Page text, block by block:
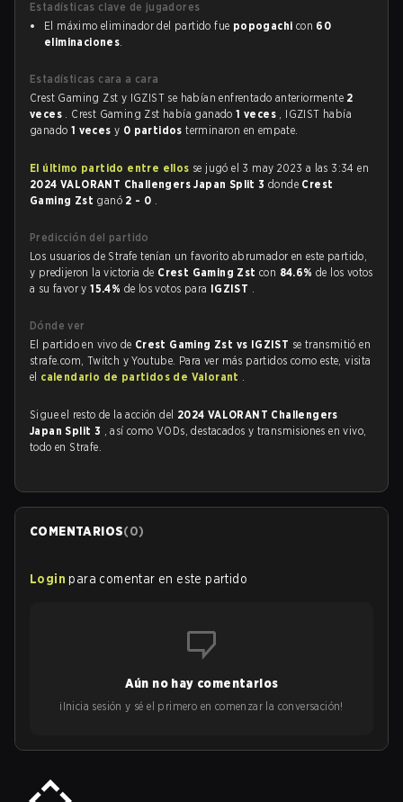
Estadísticas clave de jugadores
El máximo eliminador del partido fue popogachi con 60
eliminaciones.
Estadísticas cara a cara
Crest Gaming Zst y IGZIST se habían enfrentado anteriormente 2
veces . Crest Gaming Zst había ganado1 veces , IGZIST había
ganado 1 vecesy 0 partidosterminaron en empate.
El último partido entre ellos se jugó el 3 may 2023 a las 3:34 en
2024 VALORANT Challengers Japan Split 3 donde Crest
Gaming Zst ganó 2 - 0 .
Predicción del partido
Los usuarios de Strafe tenían un favorito abrumador en este partido,
y predijeron la victoria de Crest Gaming Zstcon 84.6%de los votos
a su favor y15.4% de los votos para IGZIST .
Dónde ver
El partido en vivo de Crest Gaming Zst vs IGZIST se transmitió en
strafe.com, Twitch y Youtube. Para ver más partidos como este, visita
el calendario de partidos de Valorant .
Sigue el resto de la acción del 2024 VALORANT Challengers
Japan Split 3 , así como VODs, destacados y transmisiones en vivo,
todo en Strafe.
COMENTARIOS(0)
Login para comentar en este partido
Aún no hay comentarios
¡Inicia sesión y sé el primero en comenzar la conversación!